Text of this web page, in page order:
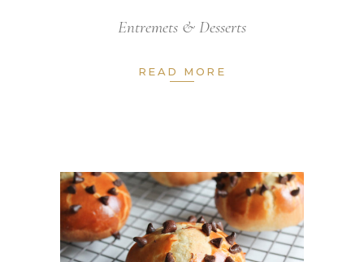
Entremets & Desserts
READ MORE